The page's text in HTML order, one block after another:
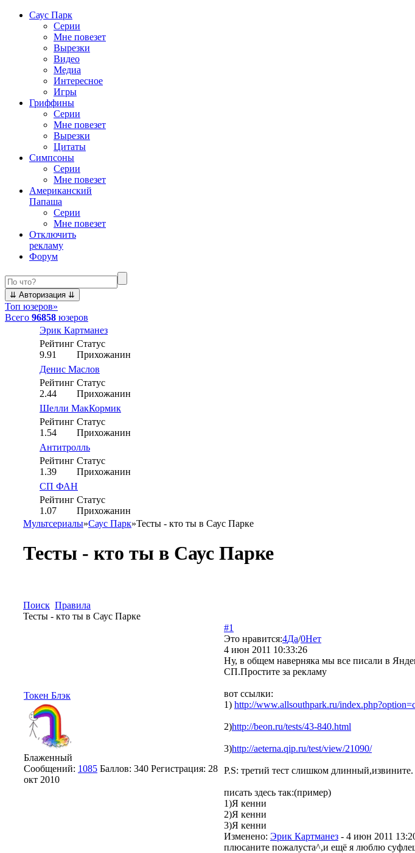
Саус Парк
Серии
Мне повезет
Вырезки
Видео
Медиа
Интересное
Игры
Гриффины
Серии
Мне повезет
Вырезки
Цитаты
Симпсоны
Серии
Мне повезет
Американский
Папаша
Серии
Мне повезет
Отключить
рекламу
Форум
Топ юзеров»
Всего 96858 юзеров
Эрик Картманез
Рейтинг
9.91
Статус
Прихожанин
Денис Маслов
Рейтинг
2.44
Статус
Прихожанин
Шелли МакКормик
Рейтинг
1.54
Статус
Прихожанин
Антитролль
Рейтинг
1.39
Статус
Прихожанин
СП ФАН
Рейтинг
1.07
Статус
Прихожанин
Мультсериалы»Саус Парк»Тесты - кто ты в Саус Парке
Тесты - кто ты в Саус Парке
Поиск Правила
Тесты - кто ты в Саус Парке
Токен Блэк
Блаженный
Сообщений: 1085 Баллов: 340 Регистрация: 28
окт 2010
#1
Это нравится:4Да/0Нет
4 июн 2011 10:33:26
Ну, в общем наверняка мы все писали в
СП.Простите за рекламу
вот ссылки:
1) http://www.allsouthpark.ru/
2)http://beon.ru/tests/43-840.html
3)http://aeterna.qip.ru/test/view/21090/
P.S: третий тест слишком длинный,извините.
писать здесь так:(пример)
1)Я кенни
2)Я кенни
3)Я кенни
Изменено: Эрик Картманез - 4 июн 2011
плюсаните пожалуста^,и ещё я люблю